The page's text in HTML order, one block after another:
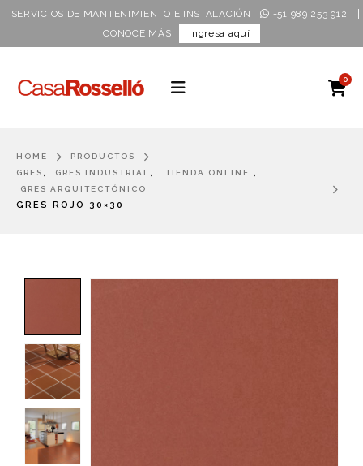
SERVICIOS DE MANTENIMIENTO E INSTALACIÓN +51 989 253 912
CONOCE MÁS Ingresa aquí
0
HOME
PRODUCTOS
GRES, GRES INDUSTRIAL , .TIENDA ONLINE. ,
GRES ARQUITECTÓNICO
GRES ROJO 30×30